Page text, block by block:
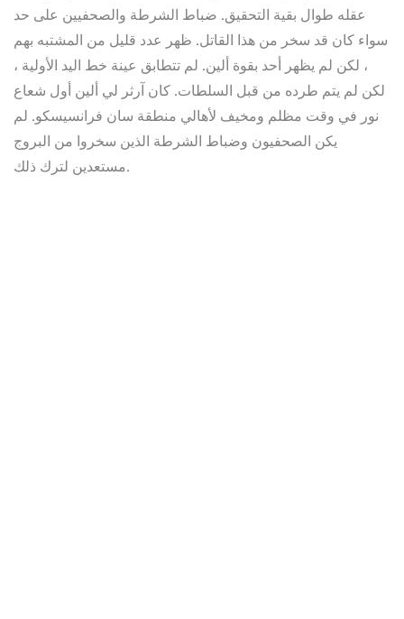
عقله طوال بقية التحقيق. ضباط الشرطة والصحفيين على حد
سواء كان قد سخر من هذا القاتل. ظهر عدد قليل من المشتبه بهم
، لكن لم يظهر أحد بقوة ألين. لم تتطابق عينة خط اليد الأولية ،
لكن لم يتم طرده من قبل السلطات. كان آرثر لي ألين أول شعاع
نور في وقت مظلم ومخيف لأهالي منطقة سان فرانسيسكو. لم
يكن الصحفيون وضباط الشرطة الذين سخروا من البروج
مستعدين لترك ذلك.